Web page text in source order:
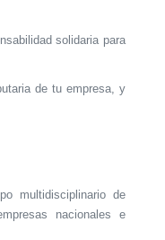
solidaria para
de tu empresa, y
multidisciplinario de
nacionales e